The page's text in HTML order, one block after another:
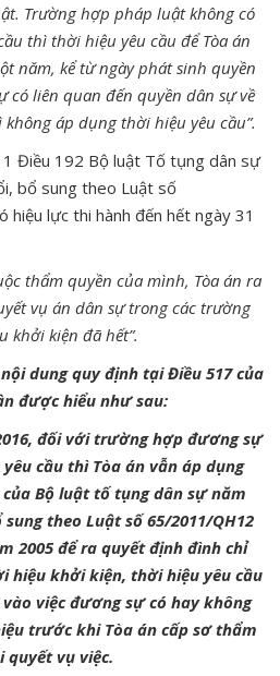
Trường hợp pháp luật không có
thì thời hiệu yêu cầu để Tòa án
năm, kể từ ngày phát sinh quyền
có liên quan đến quyền dân sự về
áp dụng thời hiệu yêu cầu”.
Điều 192 Bộ luật Tố tụng dân sự
bổ sung theo Luật số
lực thi hành đến hết ngày 31
thẩm quyền của mình, Tòa án ra
vụ án dân sự trong các trường
khởi kiện đã hết”.
dung quy định tại Điều 517 của
được hiểu như sau:
đối với trường hợp đương sự
cầu thì Tòa án vẫn áp dụng
Bộ luật tố tụng dân sự năm
theo Luật số 65/2011/QH12
2005 để ra quyết định đình chỉ
hiệu khởi kiện, thời hiệu yêu cầu
việc đương sự có hay không
trước khi Tòa án cấp sơ thẩm
quyết vụ việc.